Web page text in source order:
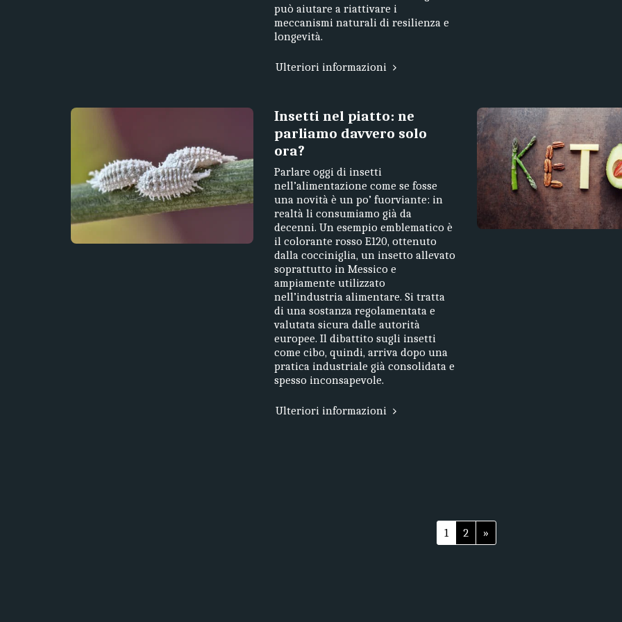
può aiutare a riattivare i
meccanismi naturali di resilienza e
longevità.
Ulteriori informazioni
Insetti nel piatto: ne
parliamo davvero solo
ora?
Parlare oggi di insetti
nell’alimentazione come se fosse
una novità è un po’ fuorviante: in
realtà li consumiamo già da
decenni. Un esempio emblematico è
il colorante rosso E120, ottenuto
dalla cocciniglia, un insetto allevato
soprattutto in Messico e
ampiamente utilizzato
nell’industria alimentare. Si tratta
di una sostanza regolamentata e
valutata sicura dalle autorità
europee. Il dibattito sugli insetti
come cibo, quindi, arriva dopo una
pratica industriale già consolidata e
spesso inconsapevole.
Ulteriori informazioni
1 2 »